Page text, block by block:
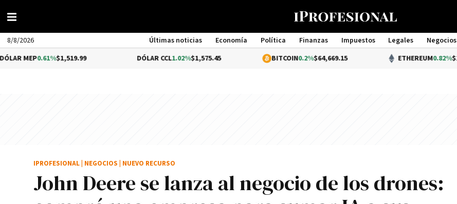
8/8/2026 Últimas noticias Economía Política Finanzas Impuestos Legales Negocios
Management
0.61%$1,519.99 1.02%$1,575.45 BITCOIN0.2%$64,669.15 ETHEREUM 0.82%$1,913.26
John Deere se lanza al negocio de los drones:
IPROFESIONAL NEGOCIOS NUEVO RECURSO